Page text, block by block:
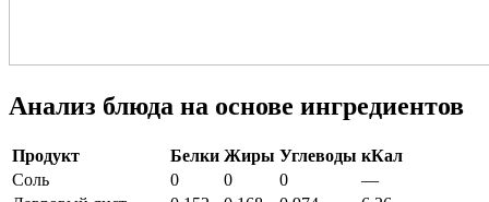
Анализ блюда на основе ингредиентов
Продукт Белки Жиры Углеводы кКал
Соль
0 0 0
—